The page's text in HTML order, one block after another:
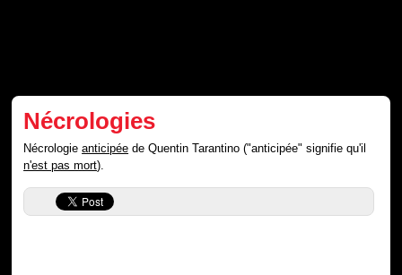
Nécrologies
Nécrologieanticipée de Quentin Tarantino ("anticipée" signifie qu'il
n'est pas mort).